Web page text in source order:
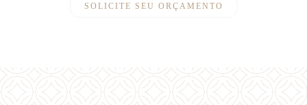
SOLICITE SEU ORÇAMENTO